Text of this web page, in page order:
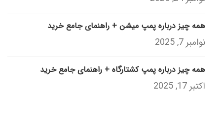
همه چیز درباره پمپ میشن + راهنمای جامع خرید
نوامبر 7, 2025
همه چیز درباره پمپ کشتارگاه + راهنمای جامع خرید
اکتبر 17, 2025